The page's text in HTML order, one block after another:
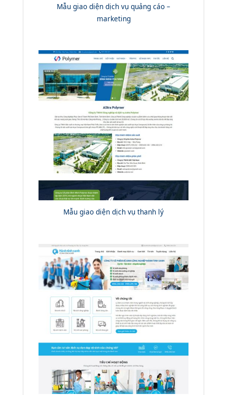
Mẫu giao diện dịch vụ quảng cáo –
marketing
Mẫu giao diện dịch vụ thanh lý